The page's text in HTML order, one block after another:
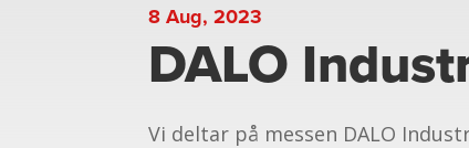
8 Aug, 2023
DALO
Vi deltar på messen DALO